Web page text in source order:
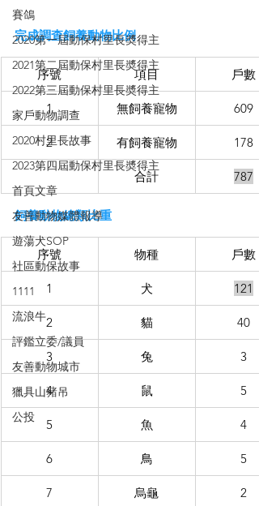
賽鴿
2020第一屆動保村里長奬得主
2021第二屆動保村里長奬得主
2022第三屆動保村里長奬得主
家戶動物調查
2020村里長故事
2023第四屆動保村里長奬得主
首頁文章
友善動物媒體報導
遊蕩犬SOP
社區動保故事
1111
流浪牛
評鑑立委/議員
友善動物城市
獵具山豬吊
公投
完成調查飼養動物比例
序號 項目 戶數
1 無飼養寵物 609
2 有飼養寵物 178
合計 787
飼養動物總類比重
序號 物種 戶數
1 犬 121
2 貓 40
3 兔 3
4 鼠 5
5 魚 4
6 鳥 5
7 烏龜 2